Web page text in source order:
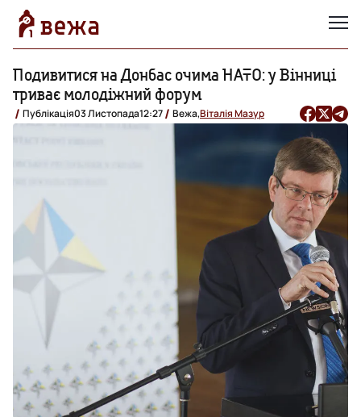
Подивитися на Донбас очима НАТО: у Вінниці
триває молодіжний форум
Публікація03 Листопада12:27 Вежа,Віталія Мазур